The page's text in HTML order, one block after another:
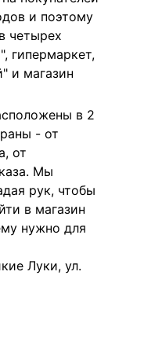
и поэтому
четырех
гипермаркет,
и магазин
в 2
- от
от
Мы
рук, чтобы
в магазин
нужно для
Луки, ул.